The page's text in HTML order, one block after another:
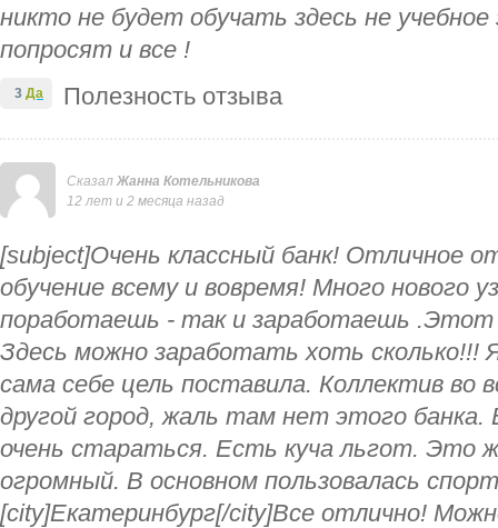
никто не будет обучать здесь не
попросят и все !
Полезность отзыва
3 Да
Сказал Жанна Котельникова
12 лет и 2 месяца назад
[subject]Очень классный банк! Отличное
обучение всему и вовремя! Много нового
поработаешь - так и заработаешь .Этот
Здесь можно заработать хоть сколько!!!
сама себе цель поставила. Коллектив во
другой город, жаль там нет этого
очень стараться. Есть куча льгот. Это
огромный. В основном пользовалась
[city]Екатеринбург[/city]Все отлично!